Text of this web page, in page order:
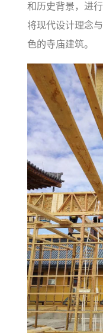
和历史背景，进
将现代设计理念
色的寺庙建筑。